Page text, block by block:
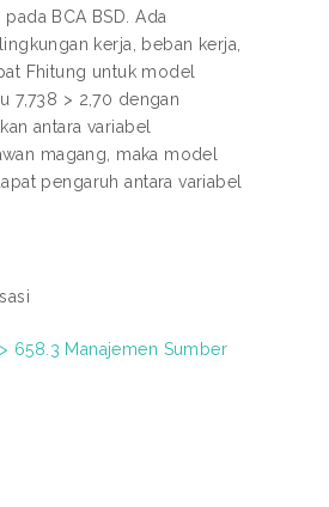
BCA BSD. Ada
kerja, beban kerja,
Fhitung untuk model
7,738 > 2,70 dengan
antara variabel
magang, maka model
pengaruh antara variabel
658.3 Manajemen Sumber